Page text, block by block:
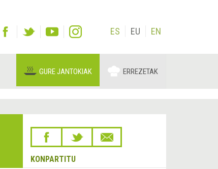
ES EU EN
GURE JANTOKIAK ERREZETAK
KONPARTITU